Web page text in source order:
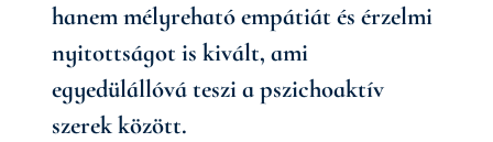
hanem mélyreható empátiát és érzelmi
nyitottságot is kivált, ami
egyedülállóvá teszi a pszichoaktív
szerek között.